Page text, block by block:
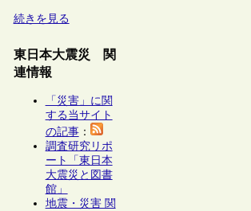
続きを見る
東日本大震災 関
連情報
「災害」に関
する当サイト
の記事：
調査研究リポ
ート「東日本
大震災と図書
館」
地震・災害 関